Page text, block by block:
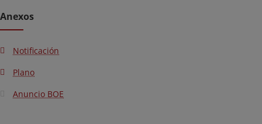
Anexos
Notificación
Plano
Anuncio BOE